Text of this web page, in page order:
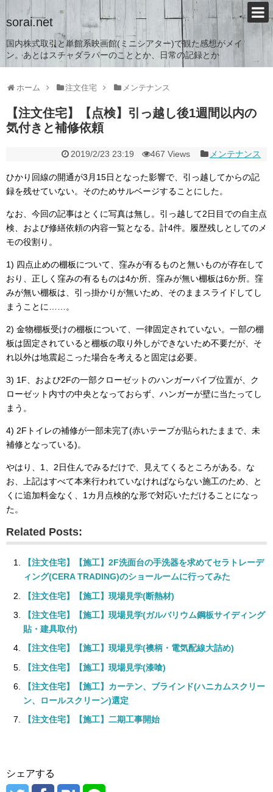
sorai.net
国内株式取引と単館系映画館(ミニシアター)で観た感想がメイ
ン。あとはスチャダラパーのこととか、日常の記録とか
ホーム 注文住宅 メンテナンス
【注文住宅】【点検】引っ越し後1週間以内の
気付きと補修依頼
2019/2/23 23:19 467 Views メンテナンス
ひかり回線の開通が3月15日となった影響で、引っ越してからの記
録を残せていない。そのためサルベージすることにした。
なお、今回の記事はとくに写真は無し。引っ越して2日目での自主点
検、および修繕依頼の内容一覧となる。計4件。履歴残しとしてのメ
モの役割り。
1) 四点止めの棚板について、窪みが有るものと無いものが存在して
おり、正しく窪みの有るものは4か所、窪みが無い棚板は6か所。窪
みが無い棚板は、引っ掛かりが無いため、そのままスライドしてし
まうことに……。
2) 金物棚板受けの棚板について、一律固定されていない。一部の棚
板は固定されていると棚板の取り外しができないため不要だが、そ
れ以外は地震起こった場合を考えると固定は必要。
3) 1F、および2Fの一部クローゼットのハンガーパイプ位置が、ク
ローゼット内寸の中央となっておらず、ハンガーが壁に当たってし
まう。
4) 2Fトイレの補修が一部未完了(赤いテープが貼られたままで、未
補修となっている)。
やはり、1、2日住んでみるだけで、見えてくるところがある。な
お、上記はすべて本来行われていなければならない施工のため、と
くに追加料金なく、1カ月点検的な形で対応いただけることになっ
た。
Related Posts:
【注文住宅】【施工】2F洗面台の手洗器を求めてセラトレーデ
ィング(CERA TRADING)のショールームに行ってみた
【注文住宅】【施工】現場見学(断熱材)
【注文住宅】【施工】現場見学(ガルバリウム鋼板サイディング
貼・建具取付)
【注文住宅】【施工】現場見学(襖柄・電気配線大詰め)
【注文住宅】【施工】現場見学(漆喰)
【注文住宅】【施工】カーテン、ブラインド(ハニカムスクリー
ン、ロールスクリーン)選定
【注文住宅】【施工】二期工事開始
シェアする